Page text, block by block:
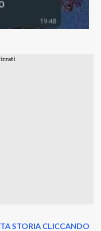
STORIA CLICCANDO